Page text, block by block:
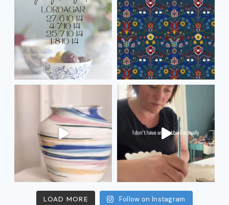
LOAD MORE Follow on Instagram